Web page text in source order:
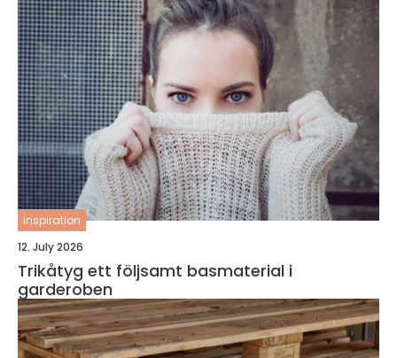
inspiration
12. July 2026
Trikåtyg ett följsamt basmaterial i
garderoben